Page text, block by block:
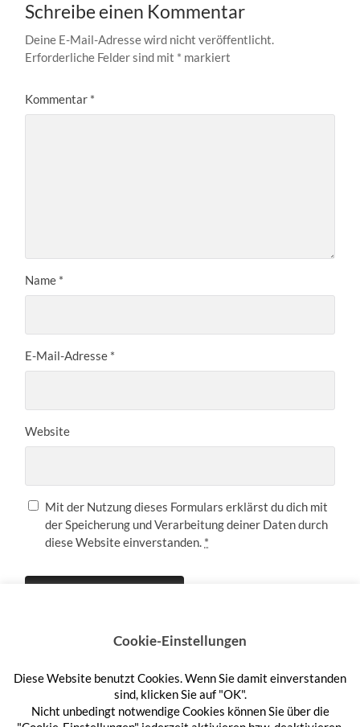
Schreibe einen Kommentar
Deine E-Mail-Adresse wird nicht veröffentlicht.
Erforderliche Felder sind mit * markiert
Kommentar *
Name *
E-Mail-Adresse *
Website
Mit der Nutzung dieses Formulars erklärst du dich mit
der Speicherung und Verarbeitung deiner Daten durch
diese Website einverstanden. *
Anmelden
Cookie-Einstellungen
Diese Website benutzt Cookies. Wenn Sie damit einverstanden
sind, klicken Sie auf "OK".
Nicht unbedingt notwendige Cookies können Sie über die